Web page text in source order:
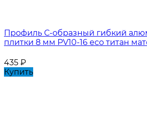
Профиль С-образный гибкий
плитки 8 мм PV10-16 eco титан
435 ₽
Купить